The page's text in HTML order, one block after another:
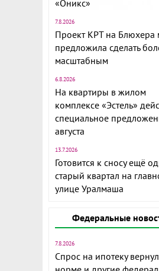
«Оникс»
7.8.2026
Проект КРТ на Блюхера
предложила сделать
масштабным
6.8.2026
На квартиры в жилом
комплексе «Эстель»
специальное
августа
13.7.2026
Готовится к сносу ещё
старый квартал на
улице Уралмаша
Федеральные
7.8.2026
Спрос на ипотеку